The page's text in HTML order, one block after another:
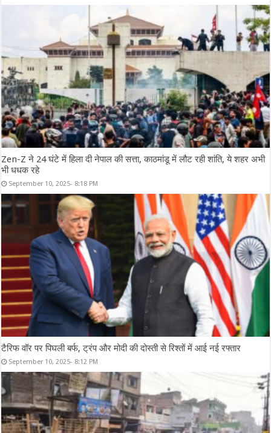
Zen-Z ने 24 घंटे में हिला दी नेपाल की सत्ता, काठमांडू में लौट रही शांति, ये शहर अभी
भी धधक रहे
September 10, 2025- 8:18 PM
टैरिफ वॉर पर पिघली बर्फ, ट्रंप और मोदी की दोस्ती से रिश्तों में आई नई रफ्तार
September 10, 2025- 8:12 PM